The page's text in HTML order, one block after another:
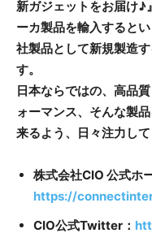
新ガジェットをお届け♪
ーカ製品を輸入すると
社製品として新規製造
す。
日本ならではの、高品
ォーマンス、そんな製
来るよう、日々注力して
株式会社CIO 公式ホ
https://
CIO公式Twitter：